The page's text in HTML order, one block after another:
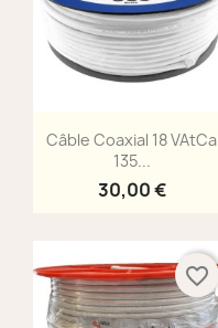
Aperçu rapide
Câble Coaxial 18 VAtCa
135...
30,00 €
favorite_border